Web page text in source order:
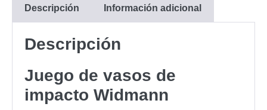
Descripción Información adicional
Descripción
Juego de vasos de
impacto Widmann